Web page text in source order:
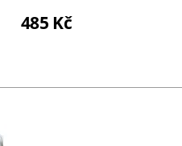
485 Kč